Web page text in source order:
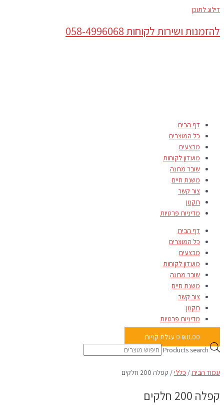
דילוג לתוכן
להזמנות ושירות לקוחות 058-4996068
דף הבית
כל המוצרים
מבצעים
מועדון לקוחות
שובר מתנה
משנת חיים
צור קשר
תקנון
מדיניות פרטיות
דף הבית
כל המוצרים
מבצעים
מועדון לקוחות
שובר מתנה
משנת חיים
צור קשר
תקנון
מדיניות פרטיות
₪0.00
0 עגלת קניות
Products search
עמוד הבית/ כללי/ קפלה 200 חלקים
קפלה 200 חלקים